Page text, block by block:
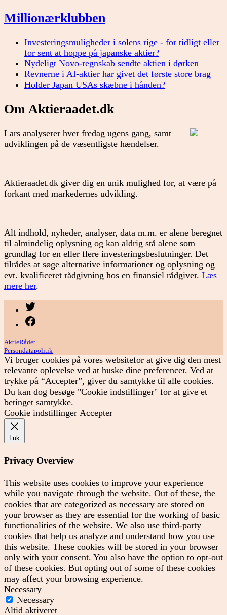
Millionærklubben
Investeringsmuligheder i solens rige - for tidligt eller
for sent at hoppe på japanske aktier?
Nydeligt Novo-regnskab sendte aktien i dørken
Revnerne i AI-aktier har givet det første store brag
Holder Japan USAs skæbne i hånden?
Om Aktieraadet.dk
Lars analyserer hver fredag ugens gang, samt
udviklingen på de væsentligste hændelser.
Aktieraadet.dk giver dig en unik mulighed for, at være på
forkant med markedernes udvikling.
Alt indhold, nyheder, analyser, data m.m. er alene beregnet
til almindelig oplysning og kan aldrig stå alene som
grundlag for en eller flere investeringsbeslutninger. Det
tilrådes at søge alternative informationer og oplysning og
evt. kvalificeret rådgivning hos en finansiel rådgiver. Læs
mere her.
AktieRådet
Persondatapolitik
Vi bruger cookies på vores websitefor at give dig den mest
relevante oplevelse ved at huske dine preferencer. Ved at
trykke på “Accepter”, giver du samtykke til alle cookies.
Du kan dog besøge "Cookie indstillinger" for at give et
betinget samtykke.
Cookie indstillinger Accepter
Luk
Privacy Overview
This website uses cookies to improve your experience
while you navigate through the website. Out of these, the
cookies that are categorized as necessary are stored on
your browser as they are essential for the working of basic
functionalities of the website. We also use third-party
cookies that help us analyze and understand how you use
this website. These cookies will be stored in your browser
only with your consent. You also have the option to opt-out
of these cookies. But opting out of some of these cookies
may affect your browsing experience.
Necessary
Necessary
Altid aktiveret